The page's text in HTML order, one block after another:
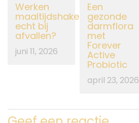
Werken
maaltijdshakes
echt bij
afvallen?
juni 11, 2026
Een
gezonde
darmflora
met
Forever
Active
Probiotic
april 23, 2026